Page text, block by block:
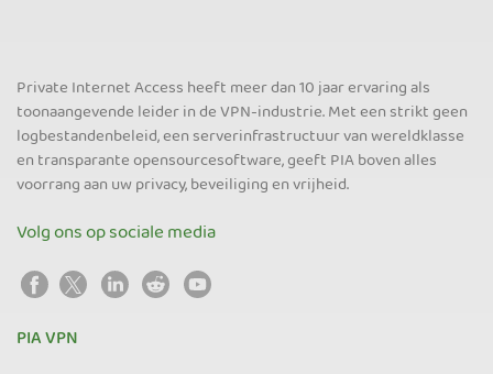
Private Internet Access heeft meer dan 10 jaar ervaring als
toonaangevende leider in de VPN-industrie. Met een strikt geen
logbestandenbeleid, een serverinfrastructuur van wereldklasse
en transparante opensourcesoftware, geeft PIA boven alles
voorrang aan uw privacy, beveiliging en vrijheid.
Volg ons op sociale media
PIA VPN